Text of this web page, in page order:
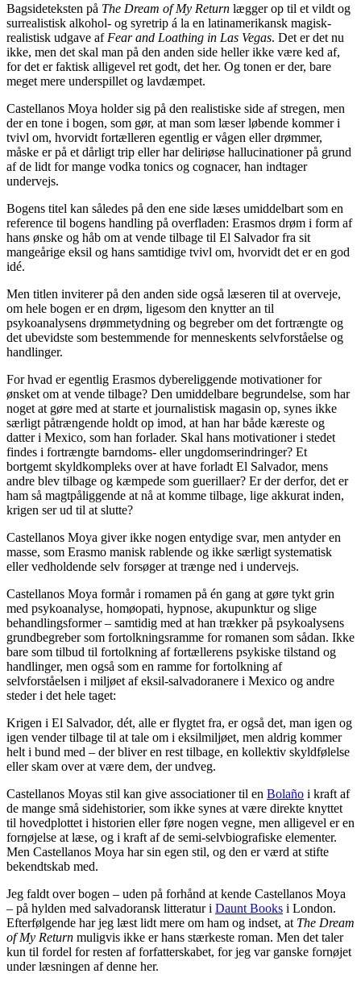
Bagsideteksten på The Dream of My Return lægger op til et vildt og
surrealistisk alkohol- og syretrip á la en latinamerikansk magisk-
realistisk udgave af Fear and Loathing in Las Vegas. Det er det nu
ikke, men det skal man på den anden side heller ikke være ked af,
for det er faktisk alligevel ret godt, det her. Og tonen er der, bare
meget mere underspillet og lavdæmpet.
Castellanos Moya holder sig på den realistiske side af stregen, men
der en tone i bogen, som gør, at man som læser løbende kommer i
tvivl om, hvorvidt fortælleren egentlig er vågen eller drømmer,
måske er på et dårligt trip eller har deliriøse hallucinationer på grund
af de lidt for mange vodka tonics og cognacer, han indtager
undervejs.
Bogens titel kan således på den ene side læses umiddelbart som en
reference til bogens handling på overfladen: Erasmos drøm i form af
hans ønske og håb om at vende tilbage til El Salvador fra sit
mangeårige eksil og hans samtidige tvivl om, hvorvidt det er en god
idé.
Men titlen inviterer på den anden side også læseren til at overveje,
om hele bogen er en drøm, ligesom den knytter an til
psykoanalysens drømmetydning og begreber om det fortrængte og
det ubevidste som bestemmende for menneskents selvforståelse og
handlinger.
For hvad er egentlig Erasmos dybereliggende motivationer for
ønsket om at vende tilbage? Den umiddelbare begrundelse, som har
noget at gøre med at starte et journalistisk magasin op, synes ikke
særligt påtrængende holdt op imod, at han har både kæreste og
datter i Mexico, som han forlader. Skal hans motivationer i stedet
findes i fortrængte barndoms- eller ungdomserindringer? Et
bortgemt skyldkompleks over at have forladt El Salvador, mens
andre blev tilbage og kæmpede som guerillaer? Er der derfor, det er
ham så magtpåliggende at nå at komme tilbage, lige akkurat inden,
krigen ser ud til at slutte?
Castellanos Moya giver ikke nogen entydige svar, men antyder en
masse, som Erasmo manisk rablende og ikke særligt systematisk
eller vedholdende selv forsøger at trænge ned i undervejs.
Castellanos Moya formår i romamen på én gang at gøre tykt grin
med psykoanalyse, homøopati, hypnose, akupunktur og slige
behandlingsformer – samtidig med at han trækker på psykoalysens
grundbegreber som fortolkningsramme for romanen som sådan. Ikke
bare som tilbud til fortolkning af fortællerens psykiske tilstand og
handlinger, men også som en ramme for fortolkning af
selvforståelsen i miljøet af eksil-salvadoranere i Mexico og andre
steder i det hele taget:
Krigen i El Salvador, dét, alle er flygtet fra, er også det, man igen og
igen vender tilbage til at tale om i eksilmiljøet, men aldrig kommer
helt i bund med – der bliver en rest tilbage, en kollektiv skyldfølelse
eller skam over at være dem, der undveg.
Castellanos Moyas stil kan give associationer til en Bolaño i kraft af
de mange små sidehistorier, som ikke synes at være direkte knyttet
til hovedplottet i historien eller føre nogen vegne, men alligevel er en
fornøjelse at læse, og i kraft af de semi-selvbiografiske elementer.
Men Castellanos Moya har sin egen stil, og den er værd at stifte
bekendtskab med.
Jeg faldt over bogen – uden på forhånd at kende Castellanos Moya
– på hylden med salvadoransk litteratur i Daunt Books i London.
Efterfølgende har jeg læst lidt mere om ham og indset, at The Dream
of My Return muligvis ikke er hans stærkeste roman. Men det taler
kun til fordel for resten af forfatterskabet, for jeg var ganske fornøjet
under læsningen af denne her.